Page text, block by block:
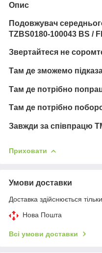
Опис
Подовжувач
TZBS0180-100043 BS /
Звертайтеся не
Там де зможемо
Там де потрібно
Там де потрібно
Завжди за співпрацю
Приховати
Умови доставки
Доставка здійснюється
Нова Пошта
Всі умови доставки